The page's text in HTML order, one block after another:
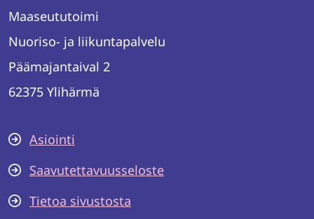
Maaseututoimi
Nuoriso- ja liikuntapalvelu
Päämajantaival 2
62375 Ylihärmä
Asiointi
Saavutettavuusseloste
Tietoa sivustosta